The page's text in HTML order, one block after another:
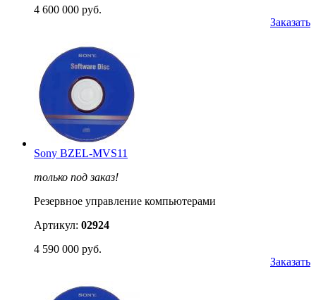
4 600 000 руб.
Заказать
Sony BZEL-MVS11
только под заказ!
Резервное управление компьютерами
Артикул: 02924
4 590 000 руб.
Заказать